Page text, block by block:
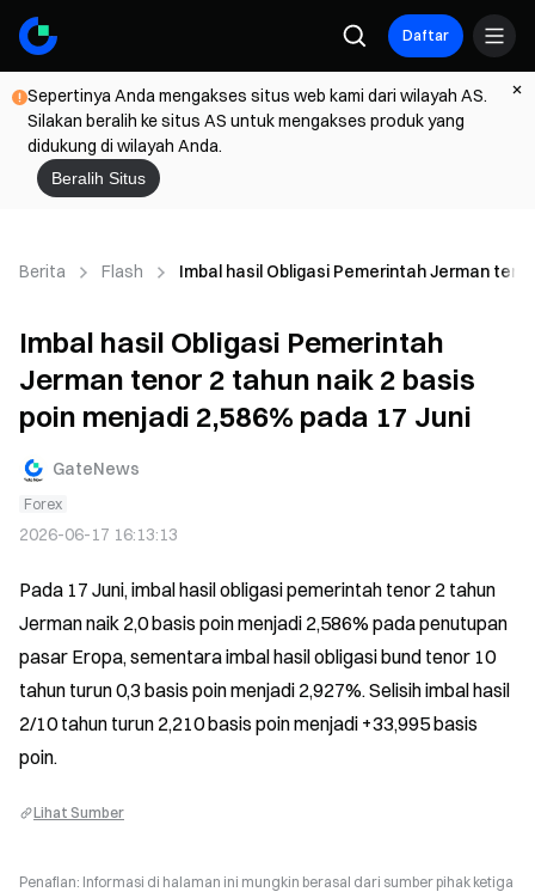
Daftar
Sepertinya Anda mengakses situs web kami dari wilayah AS.
Silakan beralih ke situs AS untuk mengakses produk yang
didukung di wilayah Anda.
Beralih Situs
Berita Flash Imbal hasil Obligasi Pemerintah Jerman
Imbal hasil Obligasi Pemerintah
Jerman tenor 2 tahun naik 2 basis
poin menjadi 2,586% pada 17 Juni
GateNews
Forex
2026-06-17 16:13:13
Pada 17 Juni, imbal hasil obligasi pemerintah tenor 2 tahun
Jerman naik 2,0 basis poin menjadi 2,586% pada penutupan
pasar Eropa, sementara imbal hasil obligasi bund tenor 10
tahun turun 0,3 basis poin menjadi 2,927%. Selisih imbal hasil
2/10 tahun turun 2,210 basis poin menjadi +33,995 basis
poin.
Lihat Sumber
Penafian: Informasi di halaman ini mungkin berasal dari sumber pihak ketiga